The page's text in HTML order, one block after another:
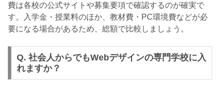
費は各校の公式サイトや募集要項で確認するのが確実で
す。入学金・授業料のほか、教材費・PC環境費などが必
要になる場合があるため、総額で比較しましょう。
Q. 社会人からでもWebデザインの専門学校に入
れますか？